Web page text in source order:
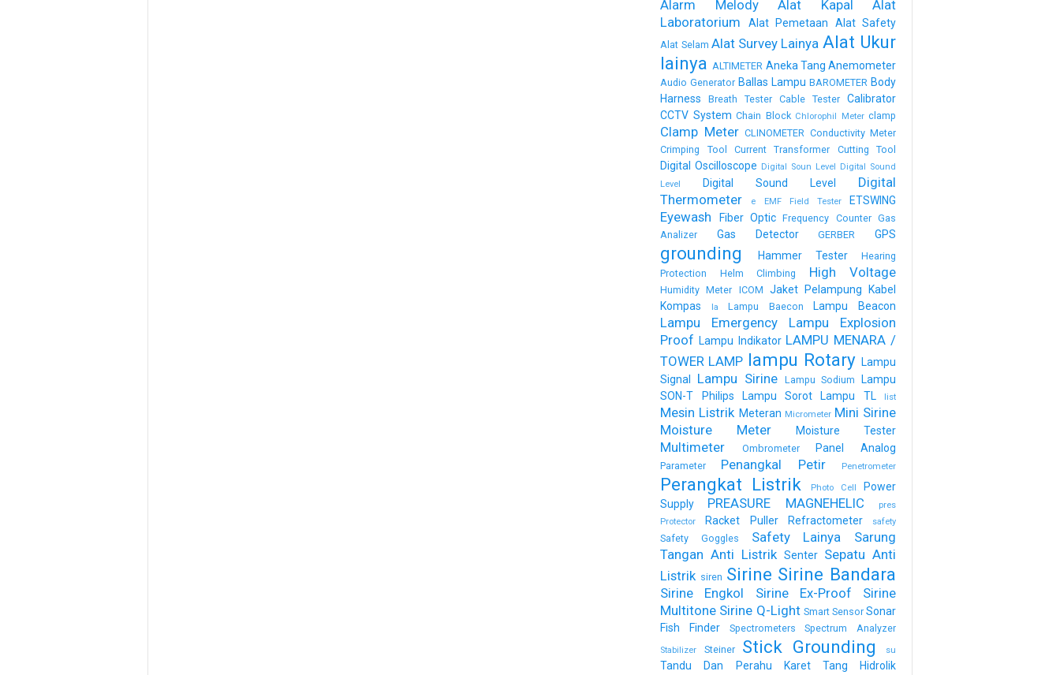
Alarm Melody
Alat Kapal
Alat
Laboratorium
Alat Pemetaan Alat Safety
Alat Selam Alat Survey Lainya Alat Ukur
lainya ALTIMETER Aneka Tang Anemometer
Audio Generator Ballas Lampu BAROMETER Body
Harness
Breath Tester Cable Tester
Calibrator
CCTV System Chain Block Chlorophil Meter clamp
Clamp Meter CLINOMETER Conductivity Meter
Crimping Tool
Current Transformer Cutting Tool
Digital Oscilloscope Digital Soun Level
Digital Sound
Level
Digital Sound Level
Digital
Thermometer
e EMF Field Tester ETSWING
Eyewash Fiber Optic Frequency Counter Gas
Analizer
Gas Detector GERBER GPS
grounding Hammer Tester
Hearing
Protection
Helm Climbing High Voltage
Humidity Meter ICOM Jaket Pelampung
Kabel
Kompas
la Lampu Baecon Lampu Beacon
Lampu Emergency
Lampu Explosion
Proof Lampu Indikator LAMPU MENARA /
TOWER LAMP lampu Rotary Lampu
Signal
Lampu Sirine Lampu Sodium
Lampu
SON-T Philips
Lampu Sorot Lampu TL list
Mesin Listrik Meteran Micrometer Mini Sirine
Moisture Meter
Moisture Tester
Multimeter Ombrometer Panel Analog
Parameter Penangkal Petir Penetrometer
Perangkat Listrik Photo Cell
Power
Supply
PREASURE MAGNEHELIC
pres
Protector
Racket Puller Refractometer safety
Safety Goggles Safety Lainya
Sarung
Tangan Anti Listrik Senter Sepatu Anti
Listrik siren Sirine Sirine Bandara
Sirine Engkol Sirine Ex-Proof
Sirine
Multitone Sirine Q-Light Smart Sensor Sonar
Fish Finder
Spectrometers Spectrum Analyzer
Stabilizer Steiner Stick Grounding su
Tandu Dan Perahu Karet Tang Hidrolik